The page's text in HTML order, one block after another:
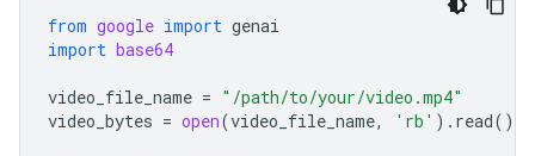
from google import genai
import base64
video_file_name = "/path/to/your/video.mp4"
video_bytes = open(video_file_name, 'rb' ) . read()